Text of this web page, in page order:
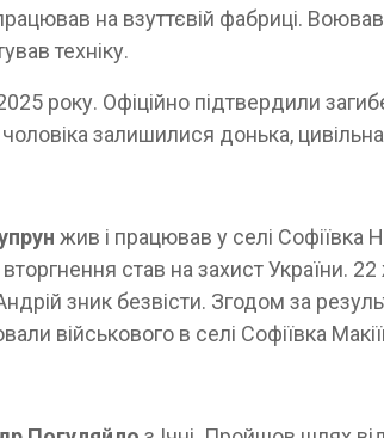
на взуттєвій фабриці.
техніку.
року. Офіційно підтвердили
залишилися донька,
жив і працював у селі Софіївка
став на захист України.
зник безвісти. Згодом за
військового в селі Софіївка